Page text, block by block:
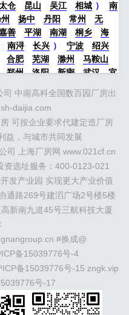
仓 昆山 吴江 相城 ）
南
扬中 丹阳 常州
无
善 平湖 南湖 桐乡
海
南浔 长兴 ） 宁波
绍兴
合肥 芜湖 滁州
马鞍山
郑州 洛阳 新密 武汉
宜
香河 大厂 永清 三河
霸
晋中 沈阳
德州 威海 烟台
青岛
肇庆 中山 佛山
南： 昆明 南宁 华北： 沈
越南 柬埔寨
马来西
地产商： 灯塔瓴科
中南高
和 平谦迈高 咨询热线：
中南高科全国数百园厂房出
daijia.com
可按企业要求代建定造厂房
益，与城市共同发展
司 上海厂房网 www.021cf.cn
资选址服务：400-0123-021
发产业园 实现更大产业价值
通路269号建滔广场2号楼5楼
新南九道45号三航科技大厦
#换成@
备15039776号-4
ICP备15039776号-15 zngk.vip
号-17